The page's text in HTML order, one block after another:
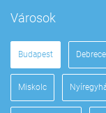
Városok
Budapest
Miskolc